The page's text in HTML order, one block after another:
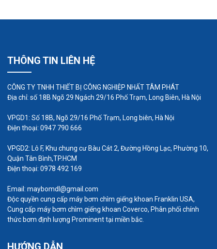
bơm định lượng OBL
nhất của máy bơm định lượng. Lưu lượng của
máy bơm định lượng OBL có dải rộng, từ 11
dụng của nhiều ứng dụng khác nhau.
OBL có dải từ 5 bar đến 12 bar. Áp suất của
máy bơm cần được lựa chọn phù hợp với yêu
bơm chất lỏng lên độ cao lớn thì máy bơm
cần có áp suất cao.
Công suất: Công suất của máy bơm định
lượng OBL có dải từ 0,2 kW đến 5,5 kW. Công
THÔNG TIN LIÊN HỆ
CÔNG TY TNHH THIẾT BỊ CÔNG NGHIỆP NHẤT TÂM PHÁT
Địa chỉ: số 18B Ngõ 29 Ngách 29/16 Phố Trạm, Long Biên, Hà Nội
VPGD1: Số 18B, Ngõ 29/16 Phố Trạm, Long biên, Hà Nội
Điện thoại: 0947 790 666
VPGD2: Lô F, Khu chung cư Bàu Cát 2, Đường Hồng Lạc, Phường 10,
Quận Tân Bình,TP.HCM
Điện thoại: 0978 492 169
Email: maybomdl@gmail.com
Độc quyền cung cấp máy bơm chìm giếng khoan Franklin USA,
Cung cấp máy bơm chìm giếng khoan Coverco, Phân phối chính
thức bơm định lượng Prominent tại miền bắc.
HƯỚNG DẪN